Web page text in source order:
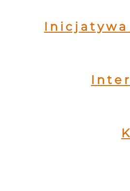
Inicjatywa